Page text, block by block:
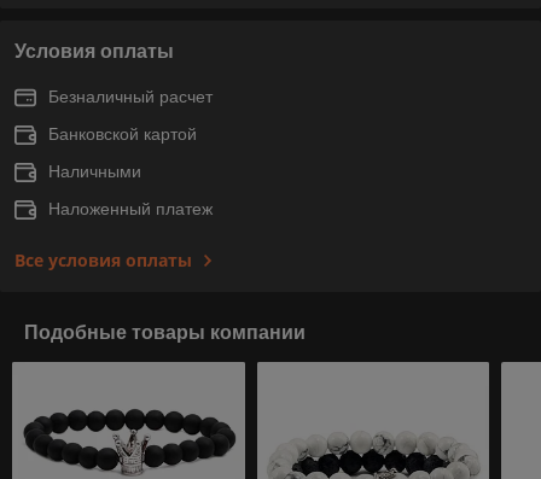
Условия оплаты
Безналичный расчет
Банковской картой
Наличными
Наложенный платеж
Все условия оплаты
Подобные товары компании